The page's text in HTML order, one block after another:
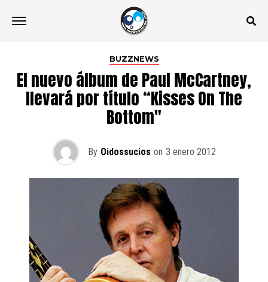
BUZZNEWS
El nuevo álbum de Paul McCartney,
llevará por título “Kisses On The
Bottom"
By Oidossucios on 3 enero 2012